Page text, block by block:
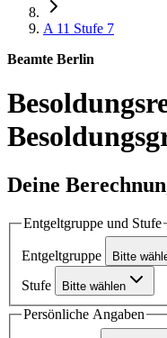
A 11 Stufe 7
Beamte Berlin
Deine
Entgeltgruppe und Stufe
Entgeltgruppe Bitte
Stufe Bitte wählen
Persönliche Angaben